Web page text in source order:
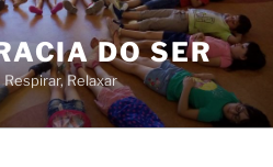
DO SER
Relaxar